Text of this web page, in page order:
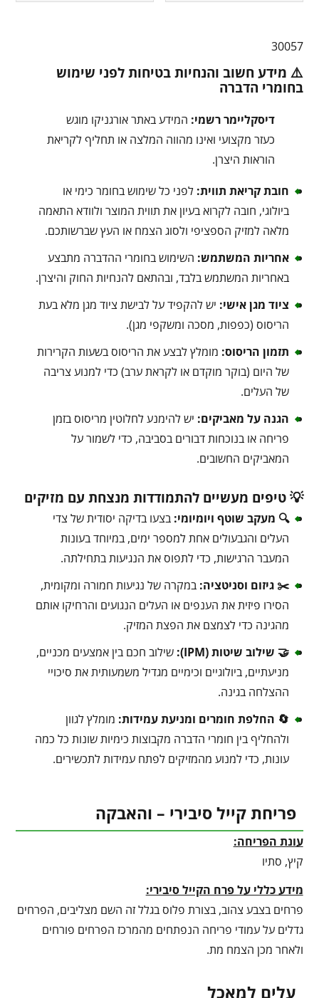
30057
⚠️ מידע חשוב והנחיות בטיחות לפני שימוש
בחומרי הדברה
דיסקליימר רשמי: המידע באתר אורגניקו מוגש
כעזר מקצועי ואינו מהווה המלצה או תחליף לקריאת
הוראות היצרן.
חובת קריאת תווית: לפני כל שימוש בחומר כימי או
ביולוגי, חובה לקרוא בעיון את תווית המוצר ולוודא התאמה
מלאה למזיק הספציפי ולסוג הצמח או העץ שברשותכם.
אחריות המשתמש: השימוש בחומרי ההדברה מתבצע
באחריות המשתמש בלבד, ובהתאם להנחיות החוק והיצרן.
ציוד מגן אישי: יש להקפיד על לבישת ציוד מגן מלא בעת
הריסוס (כפפות, מסכה ומשקפי מגן).
תזמון הריסוס: מומלץ לבצע את הריסוס בשעות הקרירות
של היום (בוקר מוקדם או לקראת ערב) כדי למנוע צריבה
של העלים.
הגנה על מאביקים: יש להימנע לחלוטין מריסוס בזמן
פריחה או בנוכחות דבורים בסביבה, כדי לשמור על
המאביקים החשובים.
💡 טיפים מעשיים להתמודדות מנצחת עם מזיקים
🔍 מעקב שוטף ויומיומי: בצעו בדיקה יסודית של צדי
העלים והגבעולים אחת למספר ימים, במיוחד בעונות
המעבר הרגישות, כדי לתפוס את הנגיעות בתחילתה.
✂️ גיזום וסניטציה: במקרה של נגיעות חמורה ומקומית,
הסירו פיזית את הענפים או העלים הנגועים והרחיקו אותם
מהגינה כדי לצמצם את הפצת המזיק.
🤝 שילוב שיטות (IPM):
שילוב חכם בין אמצעים מכניים,
מניעתיים, ביולוגיים וכימיים מגדיל משמעותית את סיכויי
ההצלחה בגינה.
🔄 החלפת חומרים ומניעת עמידות: מומלץ לגוון
ולהחליף בין חומרי הדברה מקבוצות כימיות שונות כל כמה
עונות, כדי למנוע מהמזיקים לפתח עמידות לתכשירים.
פריחת קייל סיבירי – והאבקה
עונת הפריחה:
קיץ, סתיו
מידע כללי על פרח הקייל סיבירי:
פרחים בצבע צהוב, בצורת פלוס בגלל זה השם מצליבים, הפרחים
גדלים על עמודי פריחה הנפתחים מהמרכז הפרחים פורחים
ולאחר מכן הצמח מת.
עלים למאכל